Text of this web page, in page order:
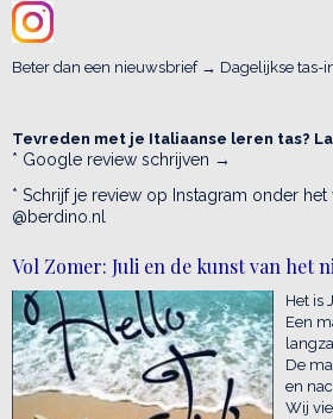
Beter dan een nieuwsbrief → Dagelijkse tas-
Tevreden met je Italiaanse leren tas?
* Google review schrijven →
* Schrijf je review op Instagram onder
@berdino.nl
Vol Zomer: Juli en de kunst van het
Het is
Een
De
en
Wij